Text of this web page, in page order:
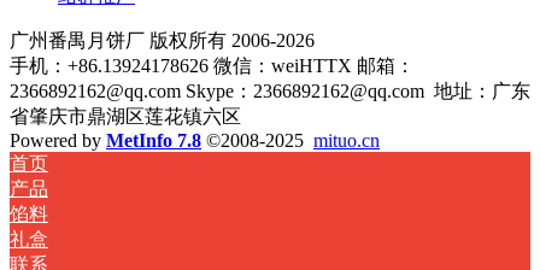
广州番禺月饼厂 版权所有 2006-2026
手机：+86.13924178626 微信：weiHTTX 邮箱：
2366892162@qq.com Skype：2366892162@qq.com 地址：广东
省肇庆市鼎湖区莲花镇六区
Powered by MetInfo 7.8 ©2008-2025 mituo.cn
首页
产品
馅料
礼盒
联系